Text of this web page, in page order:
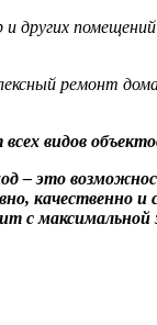
других
ремонт
видов
– это
качественно и
с максимальной